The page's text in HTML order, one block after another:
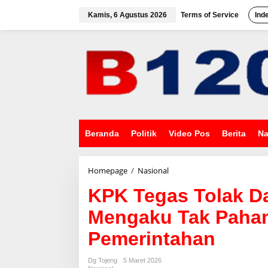
Kamis, 6 Agustus 2026 Terms of Service
Beranda Politik Video Pos Berita
Homepage / Nasional
K
T
e
g
a
s
KPK Tegas Tolak
Mengaku Tak
Pemerintahan
Dg Tojeng
5 Maret 2026